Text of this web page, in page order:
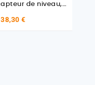
de niveau,
€